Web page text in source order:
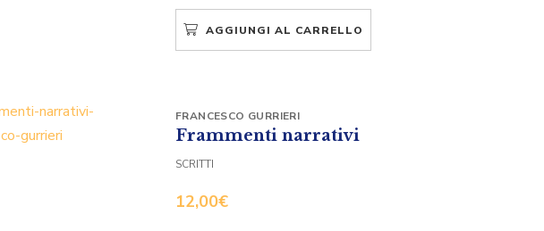
AGGIUNGI AL CARRELLO
Frammenti narrativi
12,00€
FRANCESCO GURRIERI
SCRITTI